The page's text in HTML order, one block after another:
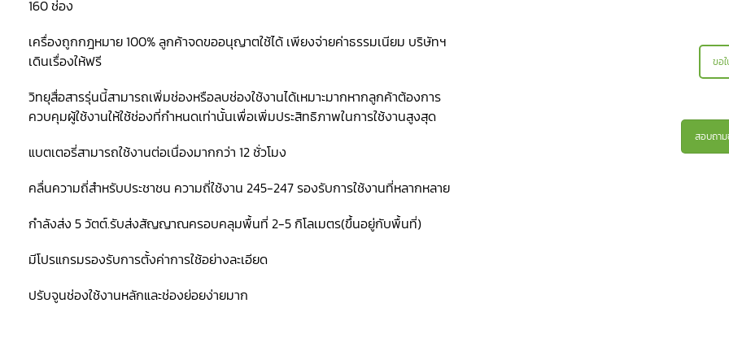
160 ช่อง
เครื่องถูกกฎหมาย 100% ลูกค้าจดขออนุญาตใช้ได้ เพียงจ่ายค่าธรรมเนียม บริษัทฯ
เดินเรื่องให้ฟรี
วิทยุสื่อสารรุ่นนี้สามารถเพิ่มช่องหรือลบช่องใช้งานได้เหมาะมากหากลูกค้าต้องการ
ควบคุมผู้ใช้งานให้ใช้ช่องที่กำหนดเท่านั้นเพื่อเพิ่มประสิทธิภาพในการใช้งานสูงสุด
แบตเตอรี่สามารถใช้งานต่อเนื่องมากกว่า 12 ชั่วโมง
คลื่นความถี่สำหรับประชาชน ความถี่ใช้งาน 245-247 รองรับการใช้งานที่หลากหลาย
กำลังส่ง 5 วัตต์.รับส่งสัญญาณครอบคลุมพื้นที่ 2-5 กิโลเมตร(ขึ้นอยู่กับพื้นที่)
มีโปรแกรมรองรับการตั้งค่าการใช้อย่างละเอียด
ปรับจูนช่องใช้งานหลักและช่องย่อยง่ายมาก
ขอ
สอบถา